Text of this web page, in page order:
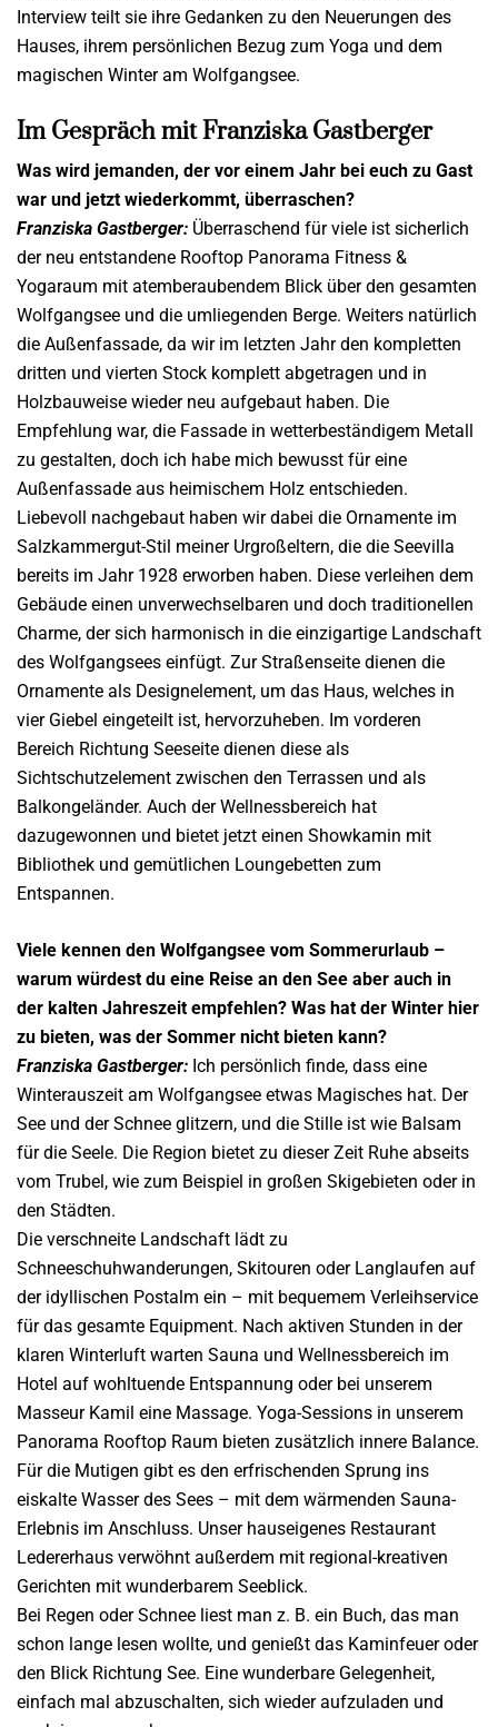
Interview teilt sie ihre Gedanken zu den Neuerungen des
Hauses, ihrem persönlichen Bezug zum Yoga und dem
magischen Winter am Wolfgangsee.
Im Gespräch mit Franziska Gastberger
Was wird jemanden, der vor einem Jahr bei euch zu Gast
war und jetzt wiederkommt, überraschen?
Franziska Gastberger: Überraschend für viele ist sicherlich
der neu entstandene Rooftop Panorama Fitness &
Yogaraum mit atemberaubendem Blick über den gesamten
Wolfgangsee und die umliegenden Berge. Weiters natürlich
die Außenfassade, da wir im letzten Jahr den kompletten
dritten und vierten Stock komplett abgetragen und in
Holzbauweise wieder neu aufgebaut haben. Die
Empfehlung war, die Fassade in wetterbeständigem Metall
zu gestalten, doch ich habe mich bewusst für eine
Außenfassade aus heimischem Holz entschieden.
Liebevoll nachgebaut haben wir dabei die Ornamente im
Salzkammergut-Stil meiner Urgroßeltern, die die Seevilla
bereits im Jahr 1928 erworben haben. Diese verleihen dem
Gebäude einen unverwechselbaren und doch traditionellen
Charme, der sich harmonisch in die einzigartige Landschaft
des Wolfgangsees einfügt. Zur Straßenseite dienen die
Ornamente als Designelement, um das Haus, welches in
vier Giebel eingeteilt ist, hervorzuheben. Im vorderen
Bereich Richtung Seeseite dienen diese als
Sichtschutzelement zwischen den Terrassen und als
Balkongeländer. Auch der Wellnessbereich hat
dazugewonnen und bietet jetzt einen Showkamin mit
Bibliothek und gemütlichen Loungebetten zum
Entspannen.
Viele kennen den Wolfgangsee vom Sommerurlaub –
warum würdest du eine Reise an den See aber auch in
der kalten Jahreszeit empfehlen? Was hat der Winter hier
zu bieten, was der Sommer nicht bieten kann?
Franziska Gastberger: Ich persönlich finde, dass eine
Winterauszeit am Wolfgangsee etwas Magisches hat. Der
See und der Schnee glitzern, und die Stille ist wie Balsam
für die Seele. Die Region bietet zu dieser Zeit Ruhe abseits
vom Trubel, wie zum Beispiel in großen Skigebieten oder in
den Städten.
Die verschneite Landschaft lädt zu
Schneeschuhwanderungen, Skitouren oder Langlaufen auf
der idyllischen Postalm ein – mit bequemem Verleihservice
für das gesamte Equipment. Nach aktiven Stunden in der
klaren Winterluft warten Sauna und Wellnessbereich im
Hotel auf wohltuende Entspannung oder bei unserem
Masseur Kamil eine Massage. Yoga-Sessions in unserem
Panorama Rooftop Raum bieten zusätzlich innere Balance.
Für die Mutigen gibt es den erfrischenden Sprung ins
eiskalte Wasser des Sees – mit dem wärmenden Sauna-
Erlebnis im Anschluss. Unser hauseigenes Restaurant
Ledererhaus verwöhnt außerdem mit regional-kreativen
Gerichten mit wunderbarem Seeblick.
Bei Regen oder Schnee liest man z. B. ein Buch, das man
schon lange lesen wollte, und genießt das Kaminfeuer oder
den Blick Richtung See. Eine wunderbare Gelegenheit,
einfach mal abzuschalten, sich wieder aufzuladen und